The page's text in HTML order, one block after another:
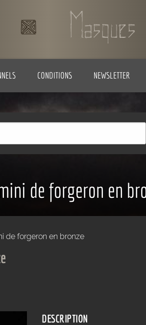
CONDITIONS NEWSLETTER
de forgeron en
de forgeron en bronze
DESCRIPTION